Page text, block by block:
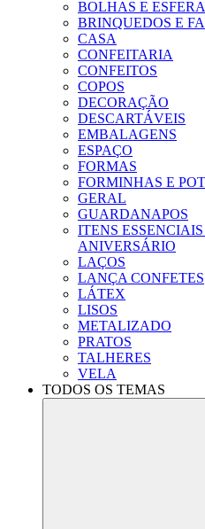
BOLHAS E
BRINQUEDOS E
CASA
CONFEITARIA
CONFEITOS
COPOS
DECORAÇÃO
DESCARTÁVEIS
EMBALAGENS
ESPAÇO
FORMAS
FORMINHAS E
GERAL
GUARDANAPOS
ITENS
ANIVERSÁRIO
LAÇOS
LANÇA CONFETES
LÁTEX
LISOS
METALIZADO
PRATOS
TALHERES
VELA
TODOS OS TEMAS